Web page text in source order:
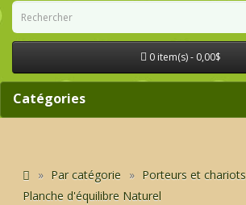
0 item(s) - 0,00$
Catégories
Par catégorie
Porteurs et chariots
Planche d'équilibre Naturel